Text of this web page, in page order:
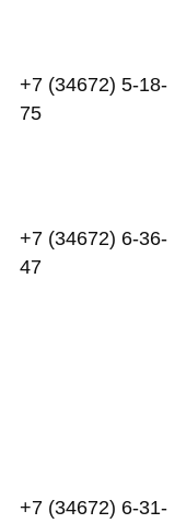
+7 (34672) 5-18-
75
+7 (34672) 6-36-
47
+7 (34672) 6-31-